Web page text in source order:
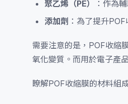
聚乙烯（PE）
：作為
添加劑 ：為了提升
需要注意的是，POF收縮
氧化變質。而用於電子產
瞭解POF收縮膜的材料組